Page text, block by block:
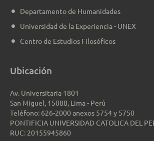
Departamento de Humanidades
Universidad de la Experiencia - UNEX
Centro de Estudios Filosóficos
Ubicación
Av. Universitaria 1801
San Miguel, 15088, Lima - Perú
Teléfono: 626-2000 anexos 5754 y 5750
PONTIFICIA UNIVERSIDAD CATOLICA DEL
RUC: 20155945860